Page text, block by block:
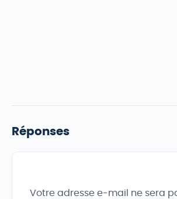
Réponses
Votre adresse e-mail ne sera